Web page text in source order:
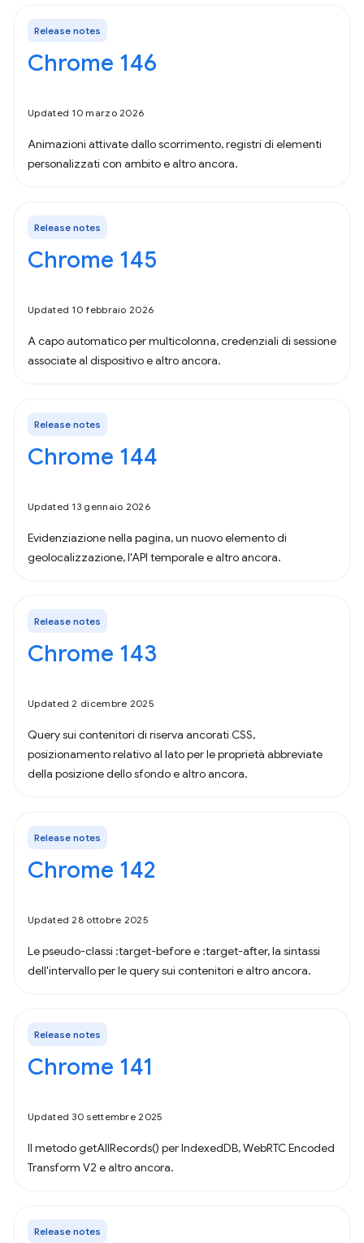
Release notes
Chrome 146
Updated 10 marzo 2026
Animazioni attivate dallo scorrimento, registri di elementi
personalizzati con ambito e altro ancora.
Release notes
Chrome 145
Updated 10 febbraio 2026
A capo automatico per multicolonna, credenziali di sessione
associate al dispositivo e altro ancora.
Release notes
Chrome 144
Updated 13 gennaio 2026
Evidenziazione nella pagina, un nuovo elemento di
geolocalizzazione, l'API temporale e altro ancora.
Release notes
Chrome 143
Updated 2 dicembre 2025
Query sui contenitori di riserva ancorati CSS,
posizionamento relativo al lato per le proprietà abbreviate
della posizione dello sfondo e altro ancora.
Release notes
Chrome 142
Updated 28 ottobre 2025
Le pseudo-classi :target-before e :target-after, la sintassi
dell'intervallo per le query sui contenitori e altro ancora.
Release notes
Chrome 141
Updated 30 settembre 2025
Il metodo getAllRecords() per IndexedDB, WebRTC Encoded
Transform V2 e altro ancora.
Release notes